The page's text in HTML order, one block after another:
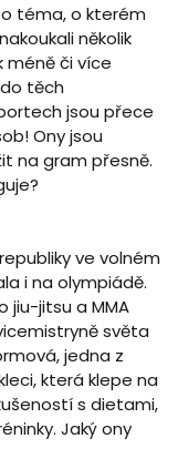
o téma, o kterém
několik
méně či více
těch
jsou přece
Ony jsou
na gram přesně.
ve volném
i na olympiádě.
jiu-jitsu a MMA
světa
jedna z
která klepe na
s dietami,
Jaký ony